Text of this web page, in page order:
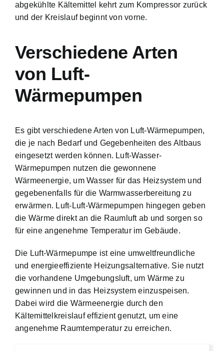
abgekühlte Kältemittel kehrt zum Kompressor zurück
und der Kreislauf beginnt von vorne.
Verschiedene Arten
von Luft-
Wärmepumpen
Es gibt verschiedene Arten von Luft-Wärmepumpen,
die je nach Bedarf und Gegebenheiten des Altbaus
eingesetzt werden können. Luft-Wasser-
Wärmepumpen nutzen die gewonnene
Wärmeenergie, um Wasser für das Heizsystem und
gegebenenfalls für die Warmwasserbereitung zu
erwärmen. Luft-Luft-Wärmepumpen hingegen geben
die Wärme direkt an die Raumluft ab und sorgen so
für eine angenehme Temperatur im Gebäude.
Die Luft-Wärmepumpe ist eine umweltfreundliche
und energieeffiziente Heizungsalternative. Sie nutzt
die vorhandene Umgebungsluft, um Wärme zu
gewinnen und in das Heizsystem einzuspeisen.
Dabei wird die Wärmeenergie durch den
Kältemittelkreislauf effizient genutzt, um eine
angenehme Raumtemperatur zu erreichen.